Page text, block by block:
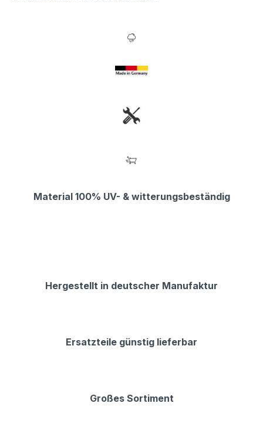
Material 100% UV- & witterungsbeständig
Hergestellt in deutscher Manufaktur
Ersatzteile günstig lieferbar
Großes Sortiment